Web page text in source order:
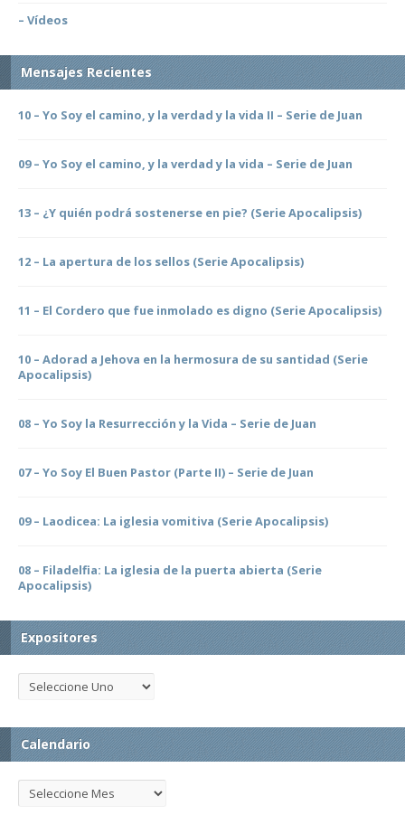
– Vídeos
Mensajes Recientes
10 – Yo Soy el camino, y la verdad y la vida II – Serie de Juan
09 – Yo Soy el camino, y la verdad y la vida – Serie de Juan
13 – ¿Y quién podrá sostenerse en pie? (Serie Apocalipsis)
12 – La apertura de los sellos (Serie Apocalipsis)
11 – El Cordero que fue inmolado es digno (Serie Apocalipsis)
10 – Adorad a Jehova en la hermosura de su santidad (Serie
Apocalipsis)
08 – Yo Soy la Resurrección y la Vida – Serie de Juan
07 – Yo Soy El Buen Pastor (Parte II) – Serie de Juan
09 – Laodicea: La iglesia vomitiva (Serie Apocalipsis)
08 – Filadelfia: La iglesia de la puerta abierta (Serie
Apocalipsis)
Expositores
Calendario